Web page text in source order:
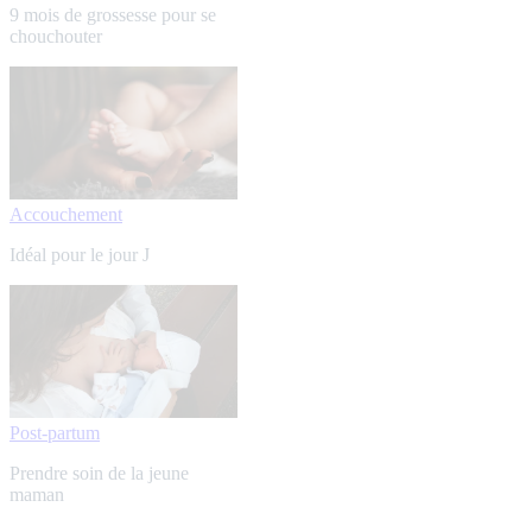
9 mois de grossesse pour se
chouchouter
Accouchement
Idéal pour le jour J
Post-partum
Prendre soin de la jeune
maman